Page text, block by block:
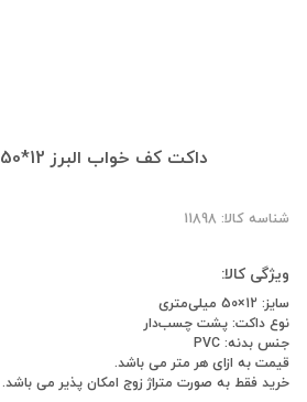
داکت کف خواب البرز 12*50 میلی‌ متری
شناسه کالا: 11898
ویژگی کالا:
سایز: 12×50 میلی‌متری
نوع داکت: پشت چسب‌دار
جنس بدنه: PVC
قیمت به ازای هر متر می باشد.
خرید فقط به صورت متراژ زوج امکان پذیر می باشد.